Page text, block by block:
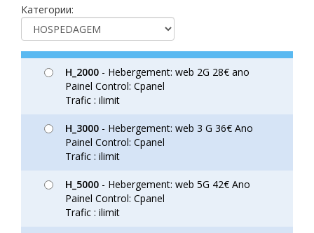
Категории:
H_2000 - Hebergement: web 2G 28€ ano
Painel Control: Cpanel
Trafic : ilimit
H_3000 - Hebergement: web 3 G 36€ Ano
Painel Control: Cpanel
Trafic : ilimit
H_5000 - Hebergement: web 5G 42€ Ano
Painel Control: Cpanel
Trafic : ilimit